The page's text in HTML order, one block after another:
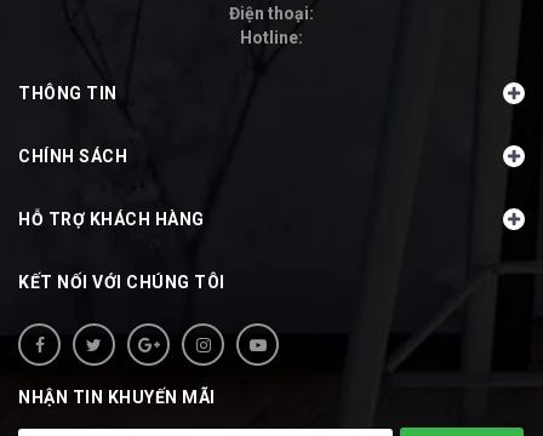
Điện thoại:
-
Hotline:
THÔNG TIN
CHÍNH SÁCH
HỖ TRỢ KHÁCH HÀNG
KẾT NỐI VỚI CHÚNG TÔI
NHẬN TIN KHUYẾN MÃI